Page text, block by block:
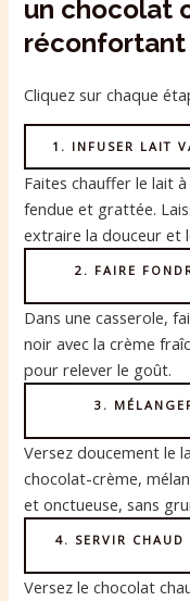
un chocolat
réconfortant
Cliquez sur chaque
1. INFUSER LAIT
Faites chauffer le lait
fendue et grattée.
extraire la douceur et
2. FAIRE
Dans une casserole,
noir avec la crème
pour relever le goût.
3.
Versez doucement le
chocolat-crème,
et onctueuse, sans
4. SERVIR CHAUD
Versez le chocolat